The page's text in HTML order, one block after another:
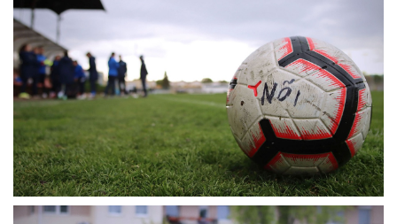
GALÉRIA
SZURKOLÓI ÉLMÉNYEK
SAJTÓ